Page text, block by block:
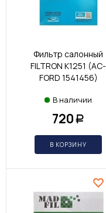
Фильтр салонный
FILTRON K1251 (AC-
FORD 1541456)
В наличии
720 Р
В КОРЗИНУ